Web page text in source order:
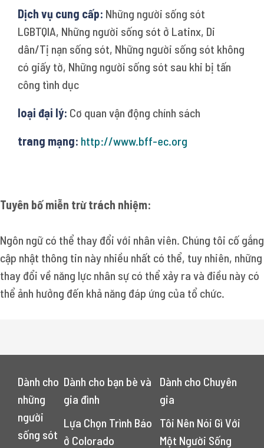
Dịch vụ cung cấp: Những người sống sót
LGBTQIA, Những người sống sót ở Latinx, Di
dân/Tị nạn sống sót, Những người sống sót không
có giấy tờ, Những người sống sót sau khi bị tấn
công tình dục
loại đại lý: Cơ quan vận động chính sách
trang mạng: http://www.bff-ec.org
Tuyên bố miễn trừ trách nhiệm:
Ngôn ngữ có thể thay đổi với nhân viên. Chúng tôi cố gắng
cập nhật thông tin này nhiều nhất có thể, tuy nhiên, những
thay đổi về năng lực nhân sự có thể xảy ra và điều này có
thể ảnh hưởng đến khả năng đáp ứng của tổ chức.
Dành cho
những
người
sống sót
Dành cho bạn bè và
gia đình
Lựa Chọn Trình Báo
ở Colorado
Dành cho Chuyên
gia
Tôi Nên Nói Gì Với
Một Người Sống